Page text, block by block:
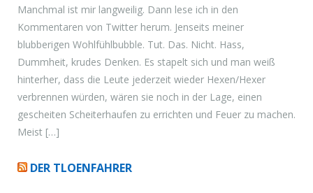
Manchmal ist mir langweilig. Dann lese ich in den
Kommentaren von Twitter herum. Jenseits meiner
blubberigen Wohlfühlbubble. Tut. Das. Nicht. Hass,
Dummheit, krudes Denken. Es stapelt sich und man weiß
hinterher, dass die Leute jederzeit wieder Hexen/Hexer
verbrennen würden, wären sie noch in der Lage, einen
gescheiten Scheiterhaufen zu errichten und Feuer zu machen.
Meist […]
DER TLOENFAHRER